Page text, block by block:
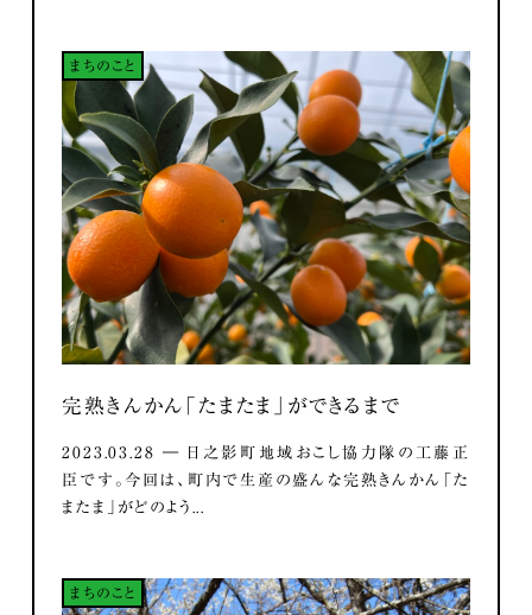
まちのこと
完熟きんかん「たまたま」ができるまで
2023.03.28 ― 日之影町地域おこし協力隊の工藤正
臣です。今回は、町内で生産の盛んな完熟きんかん「た
またま」がどのよう...
まちのこと